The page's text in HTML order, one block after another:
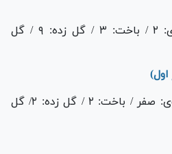
بازی‌ها: ۷ / برد: ۲ / مساوی: ۲ / باخت: ۳ / گل زده: ۹ / گل
بازی‌ها: ۳ / برد: یک / مساوی: صفر / باخت: ۲ / گل زده: ۲/ گل